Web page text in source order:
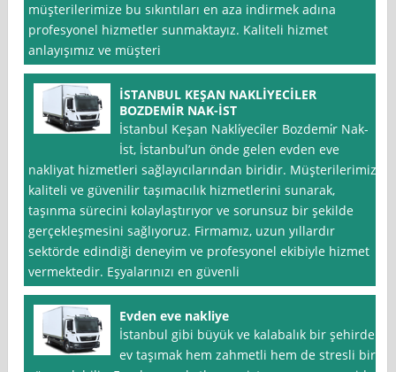
müşterilerimize bu sıkıntıları en aza indirmek adına
profesyonel hizmetler sunmaktayız. Kaliteli hizmet
anlayışımız ve müşteri
İSTANBUL KEŞAN NAKLİYECİLER
BOZDEMİR NAK-İST
İstanbul Keşan Nakli̇yeci̇ler Bozdemi̇r Nak-
İst, İstanbul’un önde gelen evden eve
nakliyat hizmetleri sağlayıcılarından biridir. Müşterilerimize
kaliteli ve güvenilir taşımacılık hizmetlerini sunarak,
taşınma sürecini kolaylaştırıyor ve sorunsuz bir şekilde
gerçekleşmesini sağlıyoruz. Firmamız, uzun yıllardır
sektörde edindiği deneyim ve profesyonel ekibiyle hizmet
vermektedir. Eşyalarınızı en güvenli
Evden eve nakliye
İstanbul gibi büyük ve kalabalık bir şehirde
ev taşımak hem zahmetli hem de stresli bir